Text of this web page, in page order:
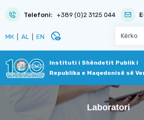
Telefoni: +389 (0)2 3125 044
МК AL EN disabled_visible
Instituti i Shëndetit Publik i
Republika e Maqedonisë së
Laboratori